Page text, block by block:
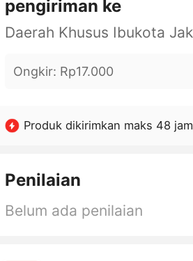
pengiriman ke
Ongkir: Rp17.000
Produk dikirimkan maks 48 jam
Penilaian
Belum ada penilaian